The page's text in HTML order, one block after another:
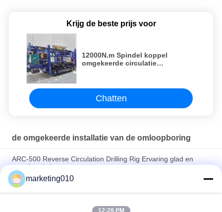
Krijg de beste prijs voor
12000N.m Spindel koppel
omgekeerde circulatie
Chatten
de omgekeerde installatie van de omloopboring
ARC-500 Reverse Circulation Drilling Rig Ervaring glad en
nauwkeurig boren
SRC 600 Rc Boormachine Top Drive Type Volledig hydraulisch
Efficiënt Krachtige machines
marketing010
12:28 PM